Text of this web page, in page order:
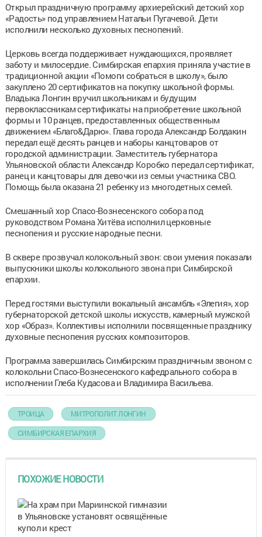
Открыл праздничную программу архиерейский детский хор
«Радость» под управлением Натальи Пугачевой. Дети
исполнили несколько духовных песнопений.
Церковь всегда поддерживает нуждающихся, проявляет
заботу и милосердие. Симбирская епархия приняла участие в
традиционной акции «Помоги собраться в школу», было
закуплено 20 сертификатов на покупку школьной формы.
Владыка Лонгин вручил школьникам и будущим
первоклассникам сертификаты на приобретение школьной
формы и 10 ранцев, предоставленных общественным
движением «Благо&Дарю». Глава города Александр Болдакин
передал ещё десять ранцев и наборы канцтоваров от
городской администрации. Заместитель губернатора
Ульяновской области Александр Коробко передал сертификат,
ранец и канцтовары для девочки из семьи участника СВО.
Помощь была оказана 21 ребенку из многодетных семей.
Смешанный хор Спасо-Вознесенского собора под
руководством Романа Хитёва исполнил церковные
песнопения и русские народные песни.
В сквере прозвучал колокольный звон: свои умения показали
выпускники школы колокольного звона при Симбирской
епархии.
Перед гостями выступили вокальный ансамбль «Элегия», хор
губернаторской детской школы искусств, камерный мужской
хор «Образ». Коллективы исполнили посвященные празднику
духовные песнопения русских композиторов.
Программа завершилась Симбирским праздничным звоном с
колокольни Спасо-Вознесенского кафедрального собора в
исполнении Глеба Кудасова и Владимира Васильева.
ТРОИЦА МИТРОПОЛИТ ЛОНГИН
СИМБИРСКАЯ ЕПАРХИЯ
ПОХОЖИЕ НОВОСТИ